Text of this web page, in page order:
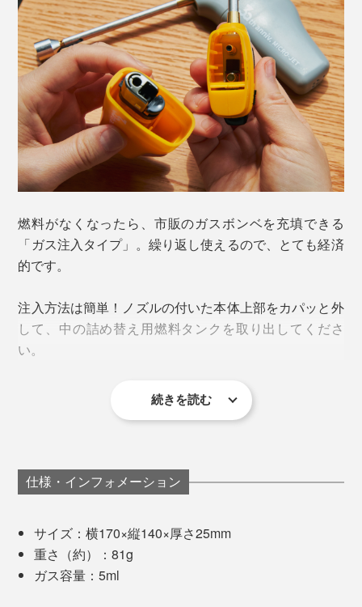
焚き火や薪ストーブ、グリルで、焚き付けの下に仕込ん
だ着火剤に火をつけるのもスムーズ。火元から手を離せ
るので安心して使えます。
炎の最高温度は1300℃。火の勢いが強く、風で消えに
も大活躍するはず。
燃料がなくなったら、市販のガスボンベを充填できる
「ガス注入タイプ」。繰り返し使えるので、とても経済
的です。
注入方法は簡単！ノズルの付いた本体上部をカパッと外
して、中の詰め替え用燃料タンクを取り出してくださ
い。
続きを読む
仕様・インフォメーション
サイズ：横170×縦140×厚さ25mm
重さ（約）：81g
ガス容量：5ml